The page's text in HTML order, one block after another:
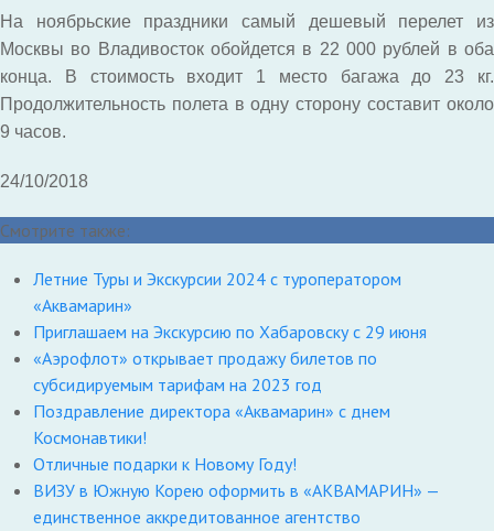
На ноябрьские праздники самый дешевый перелет из
Москвы во Владивосток обойдется в 22 000 рублей в оба
конца. В стоимость входит 1 место багажа до 23 кг.
Продолжительность полета в одну сторону составит около
9 часов.
24/10/2018
Смотрите также:
Летние Туры и Экскурсии 2024 с туроператором
«Аквамарин»
Приглашаем на Экскурсию по Хабаровску с 29 июня
«Аэрофлот» открывает продажу билетов по
субсидируемым тарифам на 2023 год
Поздравление директора «Аквамарин» с днем
Космонавтики!
Отличные подарки к Новому Году!
ВИЗУ в Южную Корею оформить в «АКВАМАРИН» —
единственное аккредитованное агентство